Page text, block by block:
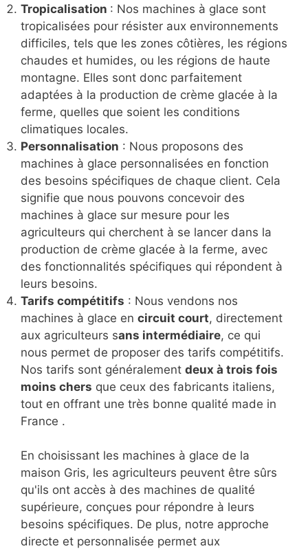
Tropicalisation : Nos machines à glace sont
tropicalisées pour résister aux environnements
difficiles, tels que les zones côtières, les régions
chaudes et humides, ou les régions de haute
montagne. Elles sont donc parfaitement
adaptées à la production de crème glacée à la
ferme, quelles que soient les conditions
climatiques locales.
Personnalisation : Nous proposons des
machines à glace personnalisées en fonction
des besoins spécifiques de chaque client. Cela
signifie que nous pouvons concevoir des
machines à glace sur mesure pour les
agriculteurs qui cherchent à se lancer dans la
production de crème glacée à la ferme, avec
des fonctionnalités spécifiques qui répondent à
leurs besoins.
Tarifs compétitifs : Nous vendons nos
machines à glace en circuit court, directement
aux agriculteurs sans intermédiaire, ce qui
nous permet de proposer des tarifs compétitifs.
Nos tarifs sont généralement deux à trois fois
moins chers que ceux des fabricants italiens,
tout en offrant une très bonne qualité made in
France .
En choisissant les machines à glace de la
maison Gris, les agriculteurs peuvent être sûrs
qu'ils ont accès à des machines de qualité
supérieure, conçues pour répondre à leurs
besoins spécifiques. De plus, notre approche
directe et personnalisée permet aux